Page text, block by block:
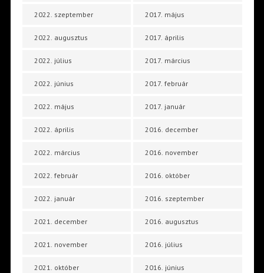
2022. szeptember
2022. augusztus
2022. július
2022. június
2022. május
2022. április
2022. március
2022. február
2022. január
2021. december
2021. november
2021. október
2017. május
2017. április
2017. március
2017. február
2017. január
2016. december
2016. november
2016. október
2016. szeptember
2016. augusztus
2016. július
2016. június